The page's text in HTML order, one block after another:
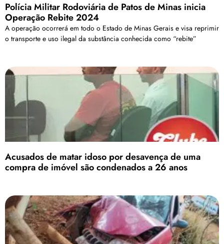
Polícia Militar Rodoviária de Patos de Minas inicia
Operação Rebite 2024
A operação ocorrerá em todo o Estado de Minas Gerais e visa reprimir
o transporte e uso ilegal da substância conhecida como “rebite”
Acusados de matar idoso por desavença de uma
compra de imóvel são condenados a 26 anos